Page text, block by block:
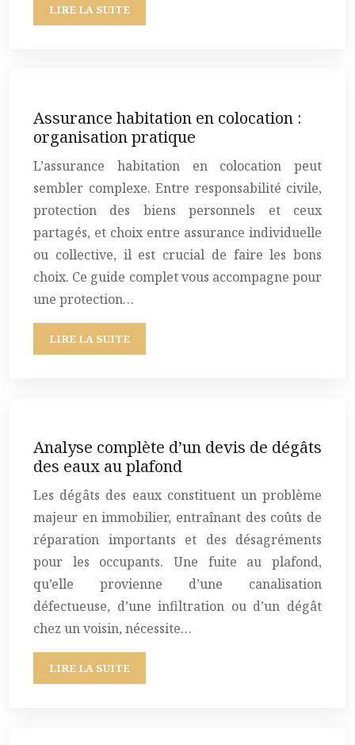
LIRE LA SUITE
Assurance habitation en colocation :
organisation pratique
L’assurance habitation en colocation peut
sembler complexe. Entre responsabilité civile,
protection des biens personnels et ceux
partagés, et choix entre assurance individuelle
ou collective, il est crucial de faire les bons
choix. Ce guide complet vous accompagne pour
une protection…
LIRE LA SUITE
Analyse complète d’un devis de dégâts
des eaux au plafond
Les dégâts des eaux constituent un problème
majeur en immobilier, entraînant des coûts de
réparation importants et des désagréments
pour les occupants. Une fuite au plafond,
qu’elle provienne d’une canalisation
défectueuse, d’une infiltration ou d’un dégât
chez un voisin, nécessite…
LIRE LA SUITE